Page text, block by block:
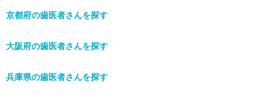
京都府の歯医者さんを探す
大阪府の歯医者さんを探す
兵庫県の歯医者さんを探す